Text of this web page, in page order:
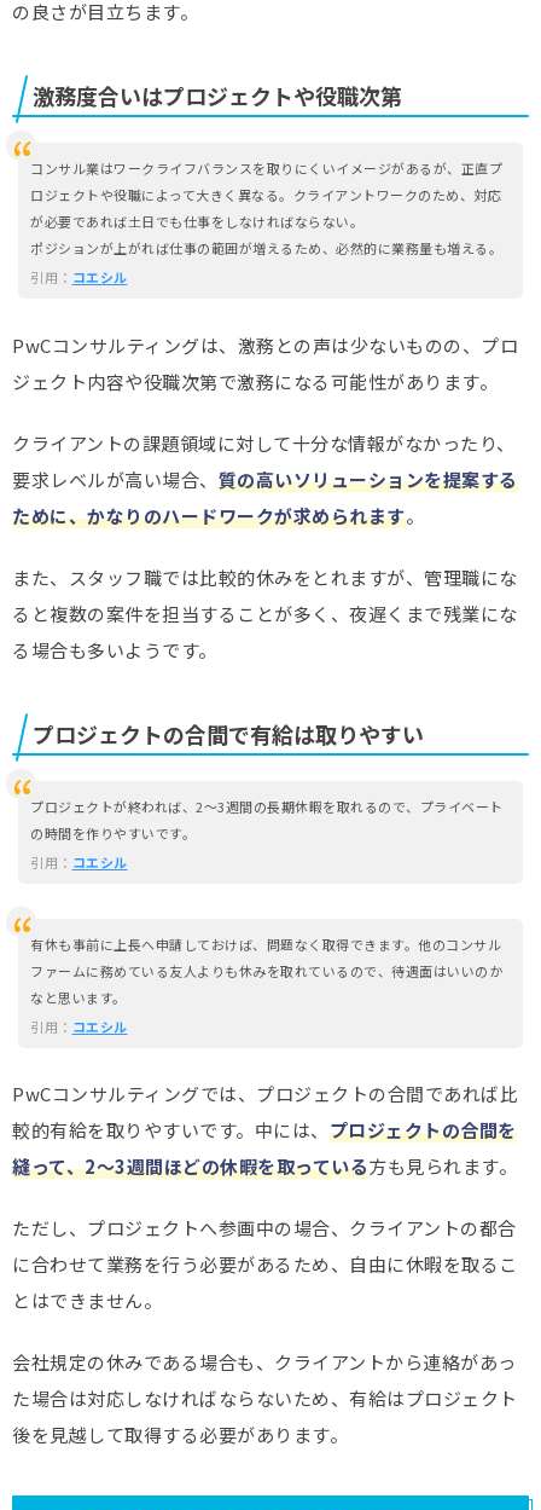
の良さが目立ちます。
激務度合いはプロジェクトや役職次第
コンサル業はワークライフバランスを取りにくいイメージがあるが、正直プ
ロジェクトや役職によって大きく異なる。クライアントワークのため、対応
が必要であれば土日でも仕事をしなければならない。
ポジションが上がれば仕事の範囲が増えるため、必然的に業務量も増える。
引用： コエシル
PwCコンサルティングは、激務との声は少ないものの、プロ
ジェクト内容や役職次第で激務になる可能性があります。
クライアントの課題領域に対して十分な情報がなかったり、
要求レベルが高い場合、 質の高いソリューションを提案する
ために、かなりのハードワークが求められます。
また、スタッフ職では比較的休みをとれますが、管理職にな
ると複数の案件を担当することが多く、夜遅くまで残業にな
る場合も多いようです。
プロジェクトの合間で有給は取りやすい
プロジェクトが終われば、2～3週間の長期休暇を取れるので、プライベート
の時間を作りやすいです。
引用： コエシル
有休も事前に上長へ申請しておけば、問題なく取得できます。他のコンサル
ファームに務めている友人よりも休みを取れているので、待遇面はいいのか
なと思います。
引用： コエシル
PwCコンサルティングでは、プロジェクトの合間であれば比
較的有給を取りやすいです。中には、 プロジェクトの合間を
縫って、2～3週間ほどの休暇を取っている方も見られます。
ただし、プロジェクトへ参画中の場合、クライアントの都合
に合わせて業務を行う必要があるため、自由に休暇を取るこ
とはできません。
会社規定の休みである場合も、クライアントから連絡があっ
た場合は対応しなければならないため、有給はプロジェクト
後を見越して取得する必要があります。